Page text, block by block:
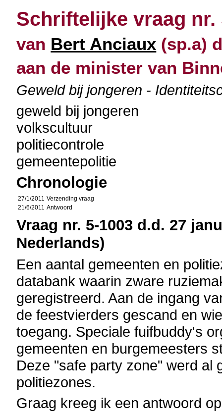
Schriftelijke vraag nr.
van Bert Anciaux (sp.a)
aan de minister van
Geweld bij jongeren -
geweld bij jongeren
volkscultuur
politiecontrole
gemeentepolitie
Chronologie
27/1/2011 Verzending vraag
21/6/2011 Antwoord
Vraag nr. 5-1003 d.d. 27
Nederlands)
Een aantal gemeenten en
databank waarin zware
geregistreerd. Aan de ingang
de feestvierders gescand en
toegang. Speciale fuifbuddy's
gemeenten en burgemeesters
Deze "safe party zone" werd al
politiezones.
Graag kreeg ik een antwoord